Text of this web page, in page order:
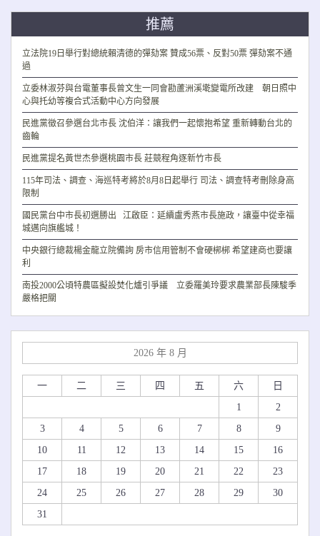
推薦
立法院19日舉行對總統賴清德的彈劾案 贊成56票、反對50票 彈劾案不通
過
立委林淑芬與台電董事長曾文生一同會勘蘆洲溪墘變電所改建 朝日照中
心與托幼等複合式活動中心方向發展
民進黨徵召參選台北市長 沈伯洋：讓我們一起懷抱希望 重新轉動台北的
齒輪
民進黨提名黃世杰參選桃園市長 莊競程角逐新竹市長
115年司法、調查、海巡特考將於8月8日起舉行 司法、調查特考刪除身高
限制
國民黨台中市長初選勝出 江啟臣：延續盧秀燕市長施政，讓臺中從幸福
城邁向旗艦城！
中央銀行總裁楊金龍立院備詢 房市信用管制不會硬梆梆 希望建商也要讓
利
南投2000公頃特農區擬設焚化爐引爭議 立委羅美玲要求農業部長陳駿季
嚴格把關
2026 年 8 月
一 二 三 四 五 六
日
1
2
3
4 5 6 7 8
9
10
11 12 13 14 15
16
17
18 19 20 21 22
23
24
25 26 27 28 29
30
31